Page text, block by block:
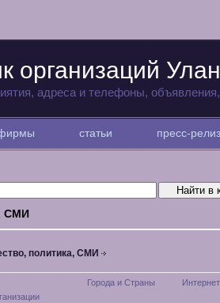
организаций
адреса и телефоны,
статьи пресс-
СМИ
политика, СМИ
Города и Страны